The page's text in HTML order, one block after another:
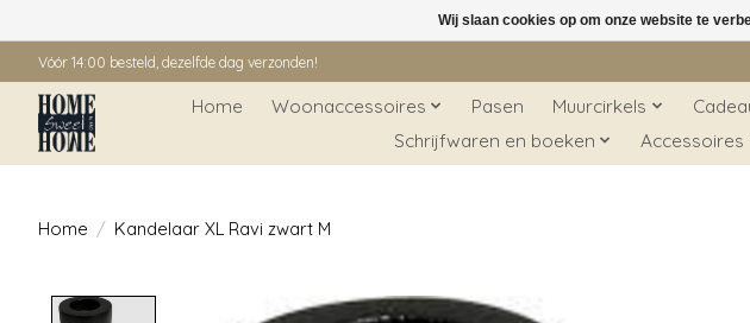
Vóór 14:00 besteld, dezelfde dag verzonden!
Home Woonaccessoires Pasen Muurcirkels
Schrijfwaren en boeken
Accessoires
Home / Kandelaar XL Ravi zwart M
Product image slideshow Items
Wij slaan cookies op om onze website te